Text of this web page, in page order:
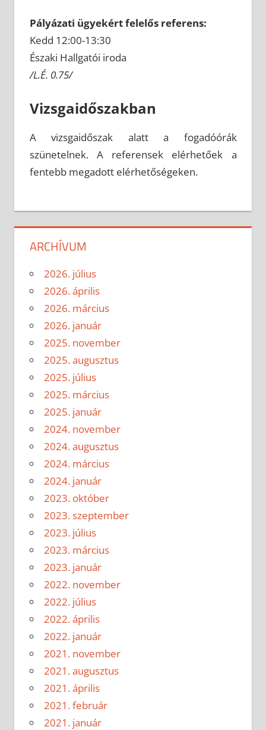
Pályázati ügyekért felelős referens:
Kedd 12:00-13:30
Északi Hallgatói iroda
/L.É. 0.75/
Vizsgaidőszakban
A vizsgaidőszak alatt a fogadóórák
szünetelnek. A referensek elérhetőek a
fentebb megadott elérhetőségeken.
ARCHÍVUM
2026. július
2026. április
2026. március
2026. január
2025. november
2025. augusztus
2025. július
2025. március
2025. január
2024. november
2024. augusztus
2024. március
2024. január
2023. október
2023. szeptember
2023. július
2023. március
2023. január
2022. november
2022. július
2022. április
2022. január
2021. november
2021. augusztus
2021. április
2021. február
2021. január